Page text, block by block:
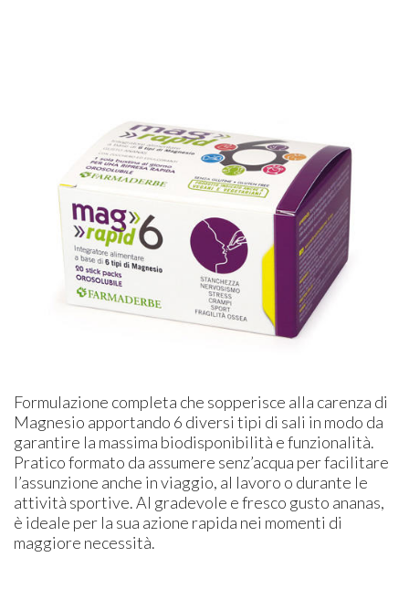
Formulazione completa che sopperisce alla carenza di
Magnesio apportando 6 diversi tipi di sali in modo da
garantire la massima biodisponibilità e funzionalità.
Pratico formato da assumere senz’acqua per facilitare
l’assunzione anche in viaggio, al lavoro o durante le
attività sportive. Al gradevole e fresco gusto ananas,
è ideale per la sua azione rapida nei momenti di
maggiore necessità.